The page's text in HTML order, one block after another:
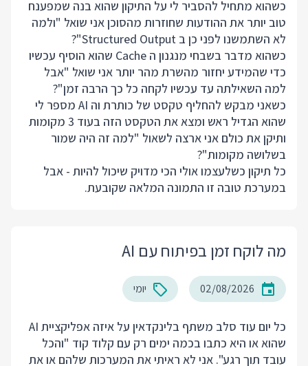
כשהוא מתחיל להסביר לי על התיקון שהוא בנה שמפענח
טוב יותר את ההודעות שחוזרות מהסוכן אני שואל "ולמה
לא השתמשנו לפני כן ב Structured Output"?
כשהוא מדבר בשבחי מנגנון ה Cache שהוא הוסיף עכשיו
כדי שהמידע יחזור מהשרת מהר יותר אני שואל "אבל
למה השאילתה עד עכשיו לקחה כל כך הרבה זמן"?
כשאני מבקש להחליף טקסט של כותרת וה AI מספר לי
שהוא הגדיל ראש ומצא את הטקסט הזה בעוד 3 מקומות
ותיקן את כולם אני ארצה לשאול "למה זה היה שמור
בשלושה מקומות"?
כל תיקון כשלעצמו אולי הכי מדויק שיכול להיות - אבל
במערכת טובה זו התמונה המלאה שקובעת.
מה לוקח זמן בפיתוח עם AI
02/08/2026 יומי
כל יום עוד סלב משתף בלינקדאין על איזה אפליקציית AI
שהוא או היא כתבו בכמה ימים רק עם קלוד קוד "והכל
עובד תוך רגע". אני לא ראיתי את המערכות שלהם או את